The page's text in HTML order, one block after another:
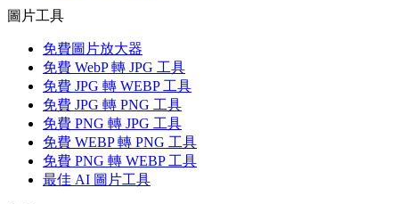
圖片工具
免費圖片放大器
免費 WebP 轉 JPG 工具
免費 JPG 轉 WEBP 工具
免費 JPG 轉 PNG 工具
免費 PNG 轉 JPG 工具
免費 WEBP 轉 PNG 工具
免費 PNG 轉 WEBP 工具
最佳 AI 圖片工具